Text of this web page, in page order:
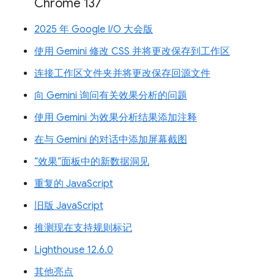
Chrome 137
2025 年 Google I/O 大会版
使用 Gemini 修改 CSS 并将更改保存到工作区
连接工作区文件夹并将更改保存回源文件
向 Gemini 询问有关效果分析的问题
使用 Gemini 为效果分析结果添加注释
在与 Gemini 的对话中添加屏幕截图
“效果”面板中的新数据洞见
重复的 JavaScript
旧版 JavaScript
推测现在支持规则标记
Lighthouse 12.6.0
其他亮点